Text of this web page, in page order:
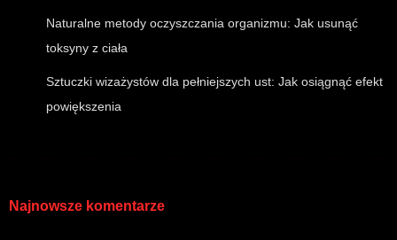
Naturalne metody oczyszczania organizmu: Jak usunąć
toksyny z ciała
Sztuczki wizażystów dla pełniejszych ust: Jak osiągnąć efekt
powiększenia
Najnowsze komentarze